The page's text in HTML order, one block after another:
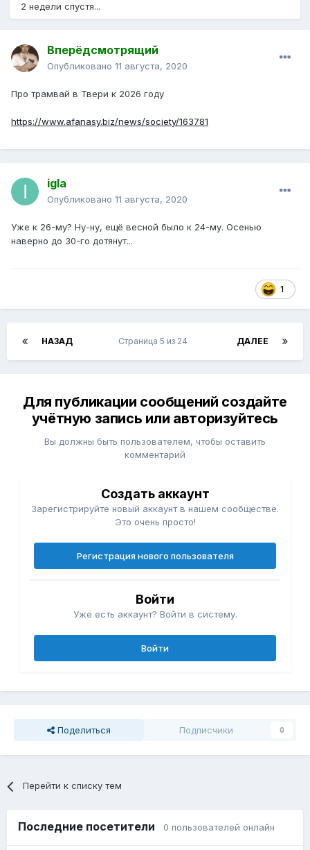
2 недели спустя...
Вперёдсмотрящий
Опубликовано 11 августа, 2020
Про трамвай в Твери к 2026 году
https://www.afanasy.biz/news/society/163781
igla
Опубликовано 11 августа, 2020
Уже к 26-му? Ну-ну, ещё весной было к 24-му. Осенью
наверно до 30-го дотянут...
1
НАЗАД ДАЛЕЕ
Страница 5 из 24
Для публикации сообщений создайте
учётную запись или авторизуйтесь
Вы должны быть пользователем, чтобы оставить
комментарий
Создать аккаунт
Зарегистрируйте новый аккаунт в нашем сообществе.
Это очень просто!
Регистрация нового пользователя
Войти
Уже есть аккаунт? Войти в систему.
Войти
Поделиться Подписчики 0
Перейти к списку тем
Последние посетители 0 пользователей онлайн